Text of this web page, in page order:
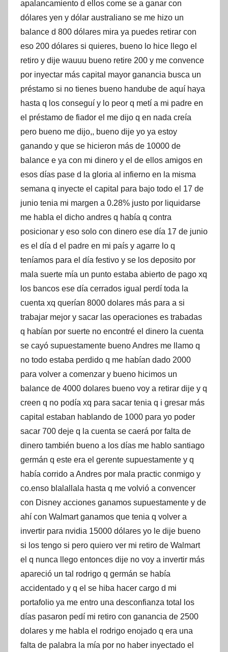
apalancamiento d ellos come se a ganar con
dólares yen y dólar australiano se me hizo un
balance d 800 dólares mira ya puedes retirar con
eso 200 dólares si quieres, bueno lo hice llego el
retiro y dije wauuu bueno retire 200 y me convence
por inyectar más capital mayor ganancia busca un
préstamo si no tienes bueno handube de aquí haya
hasta q los conseguí y lo peor q metí a mi padre en
el préstamo de fiador el me dijo q en nada creía
pero bueno me dijo,, bueno dije yo ya estoy
ganando y que se hicieron más de 10000 de
balance e ya con mi dinero y el de ellos amigos en
esos días pase d la gloria al infierno en la misma
semana q inyecte el capital para bajo todo el 17 de
junio tenia mi margen a 0.28% justo por liquidarse
me habla el dicho andres q había q contra
posicionar y eso solo con dinero ese día 17 de junio
es el día d el padre en mi país y agarre lo q
teníamos para el día festivo y se los deposito por
mala suerte mía un punto estaba abierto de pago xq
los bancos ese día cerrados igual perdí toda la
cuenta xq querían 8000 dolares más para a si
trabajar mejor y sacar las operaciones es trabadas
q habían por suerte no encontré el dinero la cuenta
se cayó supuestamente bueno Andres me llamo q
no todo estaba perdido q me habían dado 2000
para volver a comenzar y bueno hicimos un
balance de 4000 dolares bueno voy a retirar dije y q
creen q no podía xq para sacar tenia q i gresar más
capital estaban hablando de 1000 para yo poder
sacar 700 deje q la cuenta se caerá por falta de
dinero también bueno a los días me hablo santiago
germán q este era el gerente supuestamente y q
había corrido a Andres por mala practic conmigo y
co.enso blalallala hasta q me volvió a convencer
con Disney acciones ganamos supuestamente y de
ahí con Walmart ganamos que tenia q volver a
invertir para nvidia 15000 dólares yo le dije bueno
si los tengo si pero quiero ver mi retiro de Walmart
el q nunca llego entonces dije no voy a invertir más
apareció un tal rodrigo q germán se había
accidentado y q el se hiba hacer cargo d mi
portafolio ya me entro una desconfianza total los
días pasaron pedí mi retiro con ganancia de 2500
dolares y me habla el rodrigo enojado q era una
falta de palabra la mía por no haber inyectado el